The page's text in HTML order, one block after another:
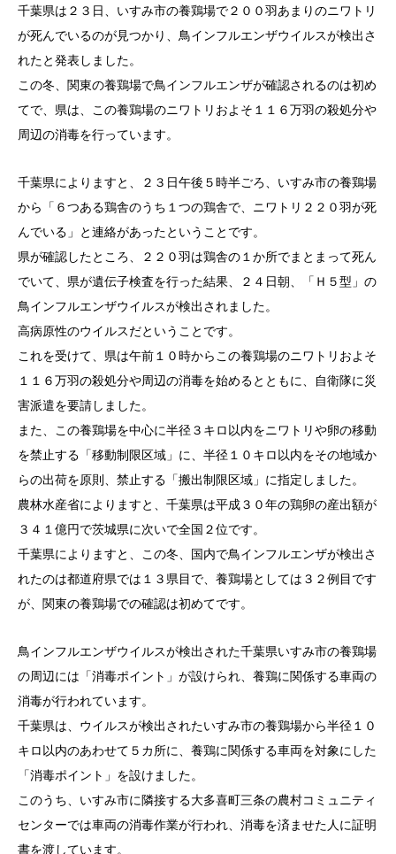
千葉県は２３日、いすみ市の養鶏場で２００羽あまりのニワトリ
が死んでいるのが見つかり、鳥インフルエンザウイルスが検出さ
れたと発表しました。
この冬、関東の養鶏場で鳥インフルエンザが確認されるのは初め
てで、県は、この養鶏場のニワトリおよそ１１６万羽の殺処分や
周辺の消毒を行っています。
千葉県によりますと、２３日午後５時半ごろ、いすみ市の養鶏場
から「６つある鶏舎のうち１つの鶏舎で、ニワトリ２２０羽が死
んでいる」と連絡があったということです。
県が確認したところ、２２０羽は鶏舎の１か所でまとまって死ん
でいて、県が遺伝子検査を行った結果、２４日朝、「Ｈ５型」の
鳥インフルエンザウイルスが検出されました。
高病原性のウイルスだということです。
これを受けて、県は午前１０時からこの養鶏場のニワトリおよそ
１１６万羽の殺処分や周辺の消毒を始めるとともに、自衛隊に災
害派遣を要請しました。
また、この養鶏場を中心に半径３キロ以内をニワトリや卵の移動
を禁止する「移動制限区域」に、半径１０キロ以内をその地域か
らの出荷を原則、禁止する「搬出制限区域」に指定しました。
農林水産省によりますと、千葉県は平成３０年の鶏卵の産出額が
３４１億円で茨城県に次いで全国２位です。
千葉県によりますと、この冬、国内で鳥インフルエンザが検出さ
れたのは都道府県では１３県目で、養鶏場としては３２例目です
が、関東の養鶏場での確認は初めてです。
鳥インフルエンザウイルスが検出された千葉県いすみ市の養鶏場
の周辺には「消毒ポイント」が設けられ、養鶏に関係する車両の
消毒が行われています。
千葉県は、ウイルスが検出されたいすみ市の養鶏場から半径１０
キロ以内のあわせて５カ所に、養鶏に関係する車両を対象にした
「消毒ポイント」を設けました。
このうち、いすみ市に隣接する大多喜町三条の農村コミュニティ
センターでは車両の消毒作業が行われ、消毒を済ませた人に証明
書を渡しています。